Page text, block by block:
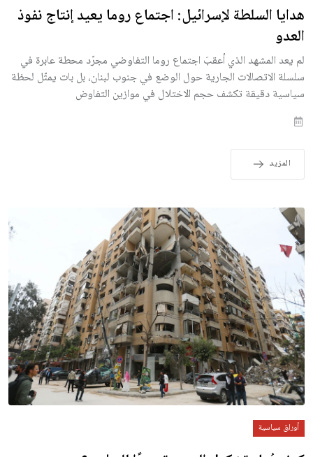
هدايا السلطة لإسرائيل: اجتماع روما يعيد إنتاج نفوذ
العدو
لم يعد المشهد الذي أعقبَ اجتماع روما التفاوضي مجرّد محطة عابرة في
سلسلة الاتصالات الجارية حول الوضع في جنوب لبنان، بل بات يمثّل لحظة
سياسية دقيقة تكشف حجم الاختلال في موازين التفاوض
المزيد
أوراق سياسية